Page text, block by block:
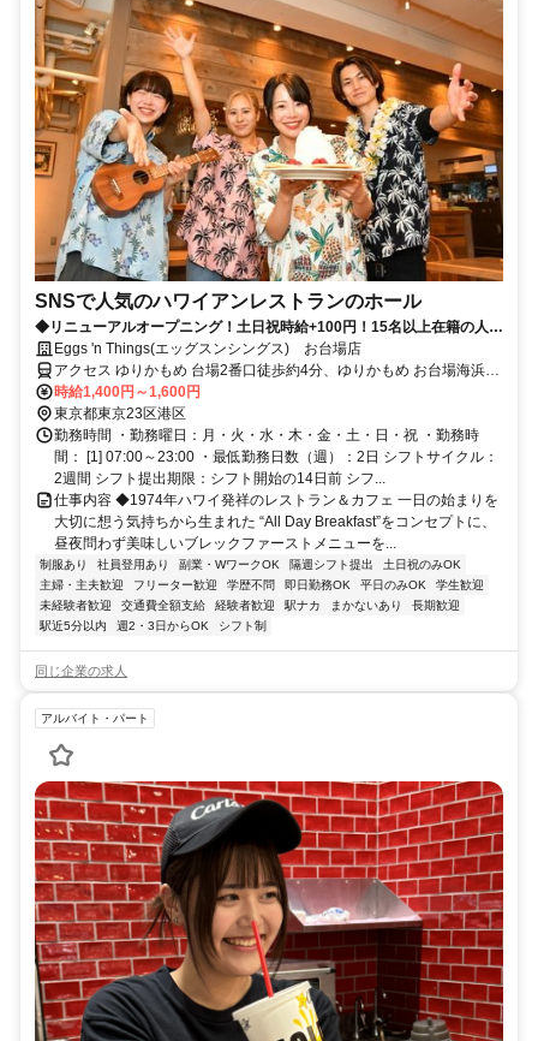
SNSで人気のハワイアンレストランのホール
◆リニューアルオープニング！土日祝時給+100円！15名以上在籍の人気
店！スタッフ仲◎オシャレな制服も人気♪◆
Eggs 'n Things(エッグスンシングス) お台場店
アクセス ゆりかもめ 台場2番口徒歩約4分、ゆりかもめ お台場海浜公
園2番口徒歩約8分、りんかい線 東京テレポートB口徒歩約9分 台場駅
徒歩5分、お台場海浜公園駅徒歩7分、東京テレポート駅徒歩9分
時給1,400円～1,600円
東京都東京23区港区
勤務時間 ・勤務曜日：月・火・水・木・金・土・日・祝 ・勤務時
間： [1] 07:00～23:00 ・最低勤務日数（週）：2日 シフトサイクル：
2週間 シフト提出期限：シフト開始の14日前 シフ...
仕事内容 ◆1974年ハワイ発祥のレストラン＆カフェ 一日の始まりを
大切に想う気持ちから生まれた “All Day Breakfast”をコンセプトに、
昼夜問わず美味しいブレックファーストメニューを...
制服あり 社員登用あり 副業・WワークOK 隔週シフト提出
土日祝のみOK
主婦・主夫歓迎
フリーター歓迎 学歴不問 即日勤務OK 平日のみOK
学生歓迎
未経験者歓迎
交通費全額支給 経験者歓迎 駅ナカ まかないあり
長期歓迎
駅近5分以内
週2・3日からOK シフト制
同じ企業の求人
アルバイト・パート